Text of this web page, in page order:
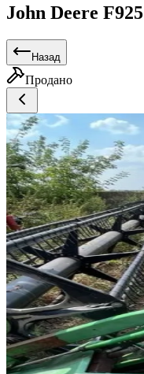
John Deere F925
Назад
Продано